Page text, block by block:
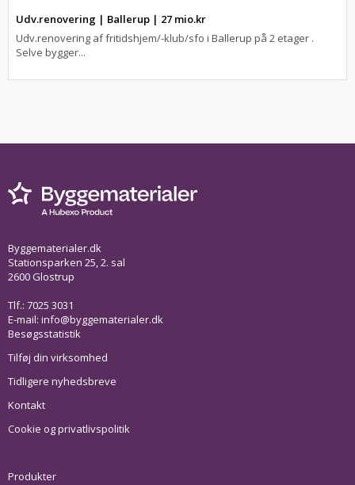
Udv.renovering | Ballerup | 27 mio.kr
Udv.renovering af fritidshjem/-klub/sfo i Ballerup på 2 etager .
Selve bygger...
Byggematerialer.dk
Stationsparken 25, 2. sal
2600 Glostrup
Tlf.: 7025 3031
E-mail: info@byggematerialer.dk
Besøgsstatistik
Tilføj din virksomhed
Tidligere nyhedsbreve
Kontakt
Cookie og privatlivspolitik
Produkter